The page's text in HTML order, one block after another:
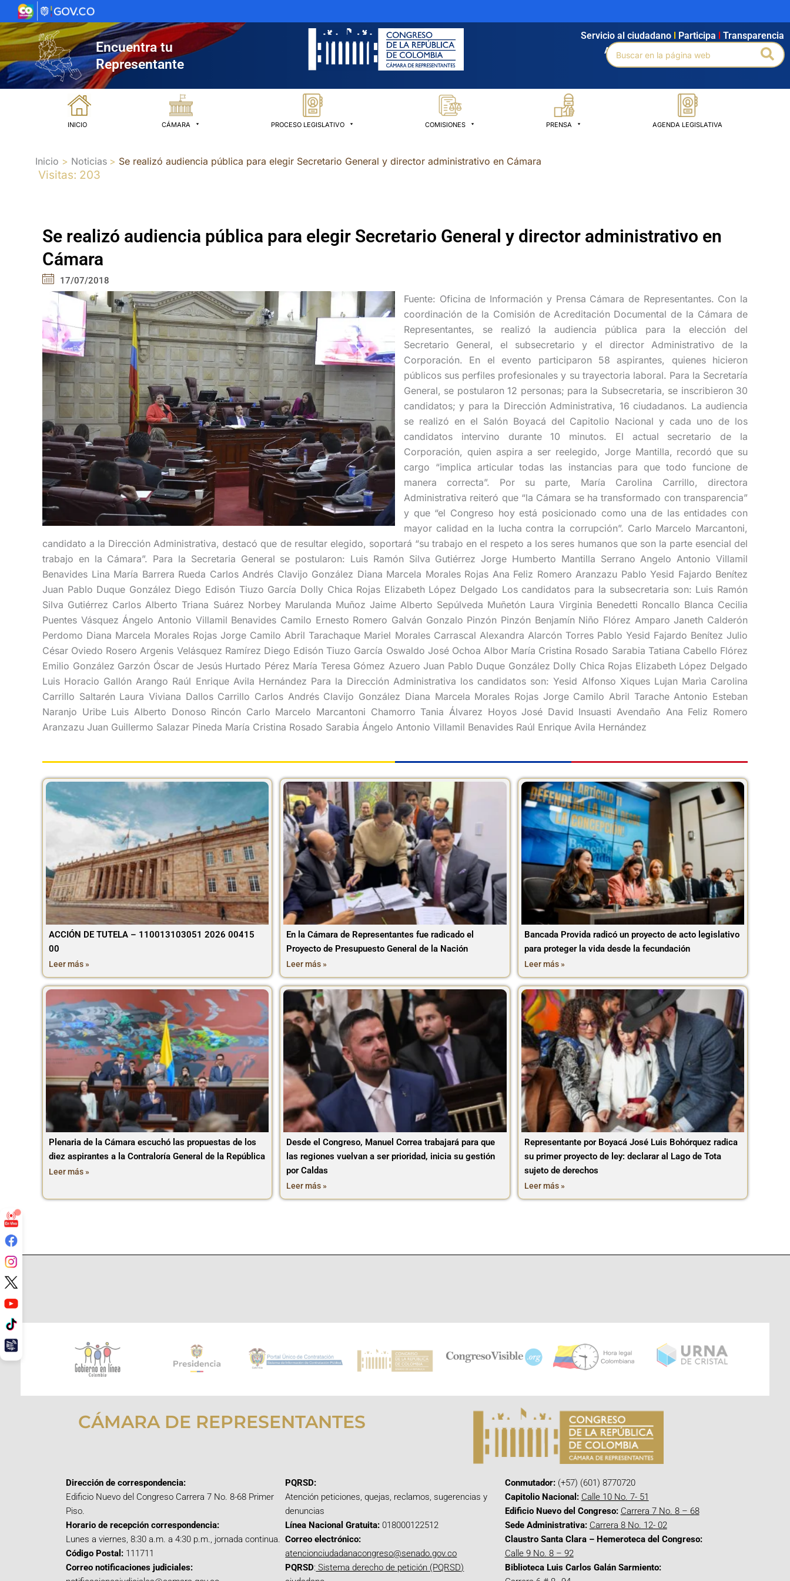
al
contenido
Encuentra tu
Representante
Agendamiento Intranet Búsqueda avanzada
Servicio al ciudadano Participa Transparencia
Buscar
por:
INICIO CÁMARA PROCESO LEGISLATIVO COMISIONES PRENSA AGENDA LEGISLATIVA
Inicio Noticias Se realizó audiencia pública para elegir Secretario General y director administrativo en Cámara
Visitas: 203
Se realizó audiencia pública para elegir Secretario General y director administrativo en
Cámara
17/07/2018
Fuente: Oficina de Información y Prensa Cámara de Representantes. Con la
coordinación de la Comisión de Acreditación Documental de la Cámara de
Representantes, se realizó la audiencia pública para la elección del
Secretario General, el subsecretario y el director Administrativo de la
Corporación. En el evento participaron 58 aspirantes, quienes hicieron
públicos sus perfiles profesionales y su trayectoria laboral. Para la Secretaría
General, se postularon 12 personas; para la Subsecretaria, se inscribieron 30
candidatos; y para la Dirección Administrativa, 16 ciudadanos. La audiencia
se realizó en el Salón Boyacá del Capitolio Nacional y cada uno de los
candidatos intervino durante 10 minutos. El actual secretario de la
Corporación, quien aspira a ser reelegido, Jorge Mantilla, recordó que su
cargo “implica articular todas las instancias para que todo funcione de
manera correcta”. Por su parte, María Carolina Carrillo, directora
Administrativa reiteró que “la Cámara se ha transformado con transparencia”
y que “el Congreso hoy está posicionado como una de las entidades con
mayor calidad en la lucha contra la corrupción”. Carlo Marcelo Marcantoni,
candidato a la Dirección Administrativa, destacó que de resultar elegido, soportará “su trabajo en el respeto a los seres humanos que son la parte esencial del
trabajo en la Cámara”. Para la Secretaria General se postularon: Luis Ramón Silva Gutiérrez Jorge Humberto Mantilla Serrano Angelo Antonio Villamil
Benavides Lina María Barrera Rueda Carlos Andrés Clavijo González Diana Marcela Morales Rojas Ana Feliz Romero Aranzazu Pablo Yesid Fajardo Benítez
Juan Pablo Duque González Diego Edisón Tiuzo García Dolly Chica Rojas Elizabeth López Delgado Los candidatos para la subsecretaria son: Luis Ramón
Silva Gutiérrez Carlos Alberto Triana Suárez Norbey Marulanda Muñoz Jaime Alberto Sepúlveda Muñetón Laura Virginia Benedetti Roncallo Blanca Cecilia
Puentes Vásquez Ángelo Antonio Villamil Benavides Camilo Ernesto Romero Galván Gonzalo Pinzón Pinzón Benjamín Niño Flórez Amparo Janeth Calderón
Perdomo Diana Marcela Morales Rojas Jorge Camilo Abril Tarachaque Mariel Morales Carrascal Alexandra Alarcón Torres Pablo Yesid Fajardo Benítez Julio
César Oviedo Rosero Argenis Velásquez Ramírez Diego Edisón Tiuzo García Oswaldo José Ochoa Albor María Cristina Rosado Sarabia Tatiana Cabello Flórez
Emilio González Garzón Óscar de Jesús Hurtado Pérez María Teresa Gómez Azuero Juan Pablo Duque González Dolly Chica Rojas Elizabeth López Delgado
Luis Horacio Gallón Arango Raúl Enrique Avila Hernández Para la Dirección Administrativa los candidatos son: Yesid Alfonso Xiques Lujan Marìa Carolina
Carrillo Saltarén Laura Viviana Dallos Carrillo Carlos Andrés Clavijo González Diana Marcela Morales Rojas Jorge Camilo Abril Tarache Antonio Esteban
Naranjo Uribe Luis Alberto Donoso Rincón Carlo Marcelo Marcantoni Chamorro Tania Álvarez Hoyos José David Insuasti Avendaño Ana Feliz Romero
Aranzazu Juan Guillermo Salazar Pineda María Cristina Rosado Sarabia Ángelo Antonio Villamil Benavides Raúl Enrique Avila Hernández
ACCIÓN DE TUTELA – 110013103051 2026 00415
00
Leer más »
En la Cámara de Representantes fue radicado el
Proyecto de Presupuesto General de la Nación
Leer más »
Bancada Provida radicó un proyecto de acto legislativo
para proteger la vida desde la fecundación
Leer más »
Plenaria de la Cámara escuchó las propuestas de los
diez aspirantes a la Contraloría General de la República
Leer más »
Desde el Congreso, Manuel Correa trabajará para que
las regiones vuelvan a ser prioridad, inicia su gestión
por Caldas
Leer más »
Representante por Boyacá José Luis Bohórquez radica
su primer proyecto de ley: declarar al Lago de Tota
sujeto de derechos
Leer más »
CÁMARA DE REPRESENTANTES
Dirección de correspondencia:
Edificio Nuevo del Congreso Carrera 7 No. 8-68 Primer
Piso.
Horario de recepción correspondencia:
Lunes a viernes, 8:30 a.m. a 4:30 p.m., jornada continua.
Código Postal: 111711
Correo notificaciones judiciales:
PQRSD:
Atención peticiones, quejas, reclamos, sugerencias y
denuncias
Línea Nacional Gratuita: 018000122512
Correo electrónico:
atencionciudadanacongreso@senado.gov.co
PQRSD: Sistema derecho de petición (PQRSD)
Conmutador:(+57) (601) 8770720
Capitolio Nacional: Calle 10 No. 7- 51
Edificio Nuevo del Congreso: Carrera 7 No. 8 – 68
Sede Administrativa: Carrera 8 No. 12- 02
Claustro Santa Clara – Hemeroteca del Congreso:
Calle 9 No. 8 – 92
Biblioteca Luis Carlos Galán Sarmiento: